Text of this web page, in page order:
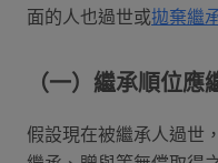
面的人也過世或拋棄繼
（一）繼承順位應
假設現在被繼承人過世